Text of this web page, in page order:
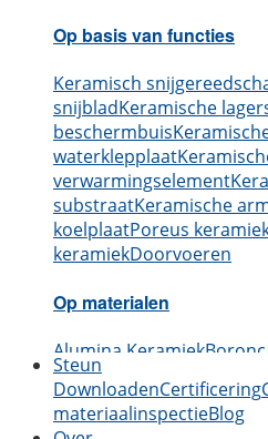
Op basis van functies
Keramisch
snijbladKeramische
beschermbuis
waterklepplaat
verwarmingselement
substraatKeramische
koelplaatPoreus
keramiekDoorvoeren
Op materialen
Alumina Keramiek
Keramiek
Siliciumcarbide
Nitride Keramiek
KeramiekBoornitride
Steun
DownloadenCertificering
materiaalinspectieBlog